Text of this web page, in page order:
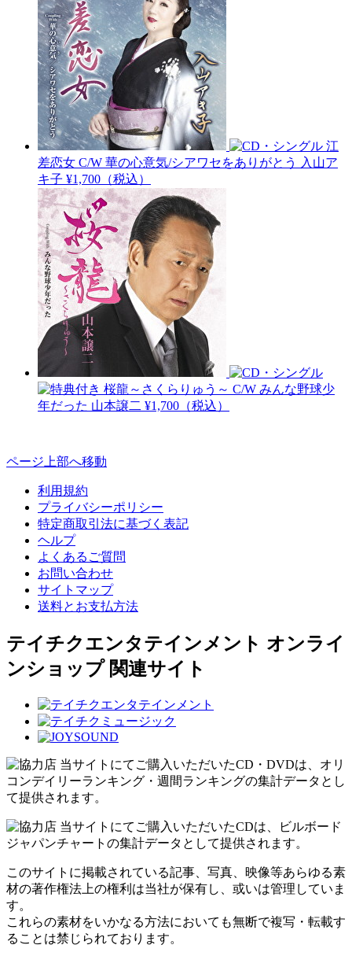
江
差恋女 C/W 華の心意気/シアワセをありがとう
入山ア
キ子 ¥1,700（税込）
桜龍～さくらりゅう～ C/W みんな野球少
年だった 山本譲二 ¥1,700（税込）
ページ上部へ移動
利用規約
プライバシーポリシー
特定商取引法に基づく表記
ヘルプ
よくあるご質問
お問い合わせ
サイトマップ
送料とお支払方法
テイチクエンタテインメント オンライ
ンショップ 関連サイト
当サイトにてご購入いただいたCD・DVDは、オリ
コンデイリーランキング・週間ランキングの集計データとし
て提供されます。
当サイトにてご購入いただいたCDは、ビルボード
ジャパンチャートの集計データとして提供されます。
このサイトに掲載されている記事、写真、映像等あらゆる素
材の著作権法上の権利は当社が保有し、或いは管理していま
す。
これらの素材をいかなる方法においても無断で複写・転載す
ることは禁じられております。